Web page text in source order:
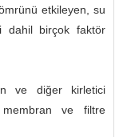
etkileyen, su
dahil birçok faktör
ve diğer kirletici
membran ve filtre